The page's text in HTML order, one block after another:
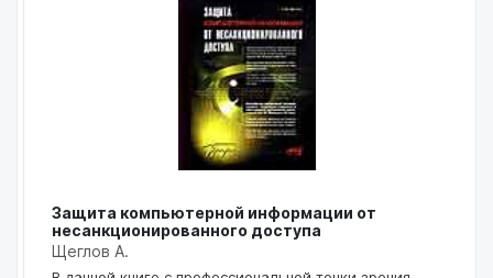
Защита компьютерной информации от
несанкционированного доступа
Щеглов А.